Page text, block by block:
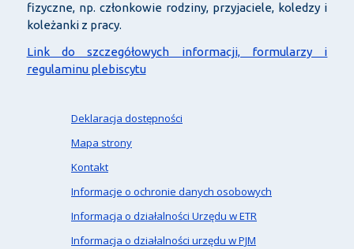
fizyczne, np. członkowie rodziny, przyjaciele, koledzy i
koleżanki z pracy.
Link do szczegółowych informacji, formularzy i
regulaminu plebiscytu
Deklaracja dostępności
Mapa strony
Kontakt
Informacje o ochronie danych osobowych
Informacja o działalności Urzędu w ETR
Informacja o działalności urzędu w PJM